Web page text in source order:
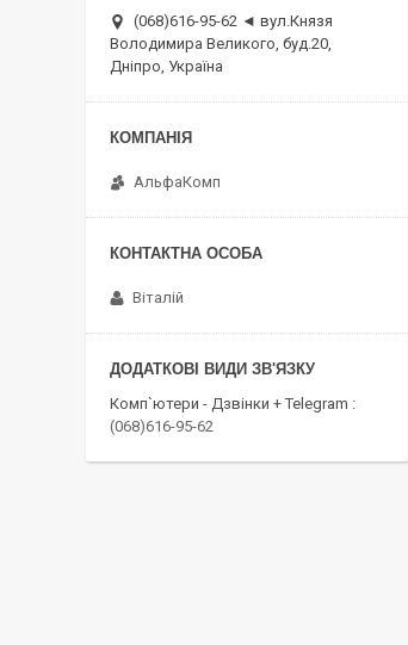
(068)616-95-62 ◄ вул.Князя
Володимира Великого, буд.20,
Дніпро, Україна
АльфаКомп
Віталій
Комп`ютери - Дзвінки + Telegram
(068)616-95-62